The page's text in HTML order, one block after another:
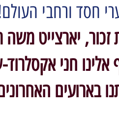
חסד ורחבי
יארצייט משה
חני
בארועים